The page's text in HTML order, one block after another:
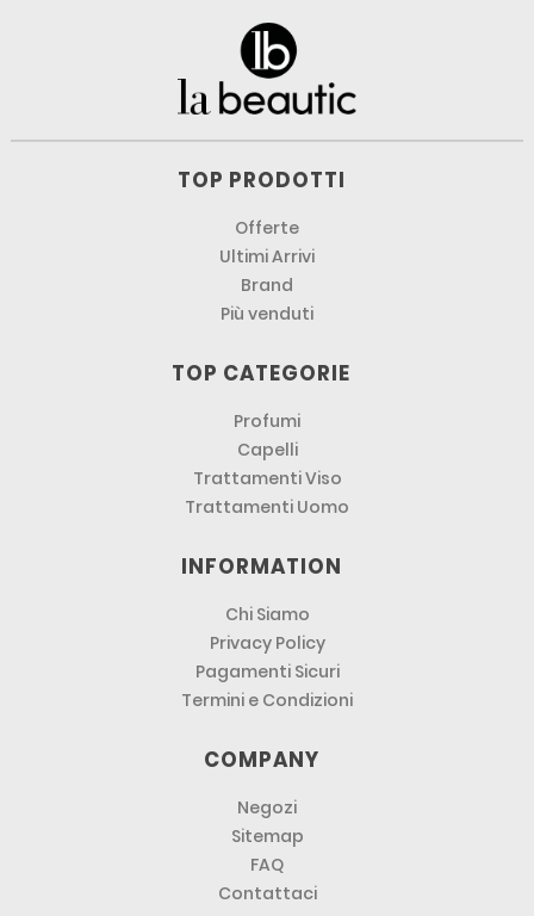
TOP PRODOTTI
Offerte
Ultimi Arrivi
Brand
Più venduti
TOP CATEGORIE
Profumi
Capelli
Trattamenti Viso
Trattamenti Uomo
INFORMATION
Chi Siamo
Privacy Policy
Pagamenti Sicuri
Termini e Condizioni
COMPANY
Negozi
Sitemap
FAQ
Contattaci